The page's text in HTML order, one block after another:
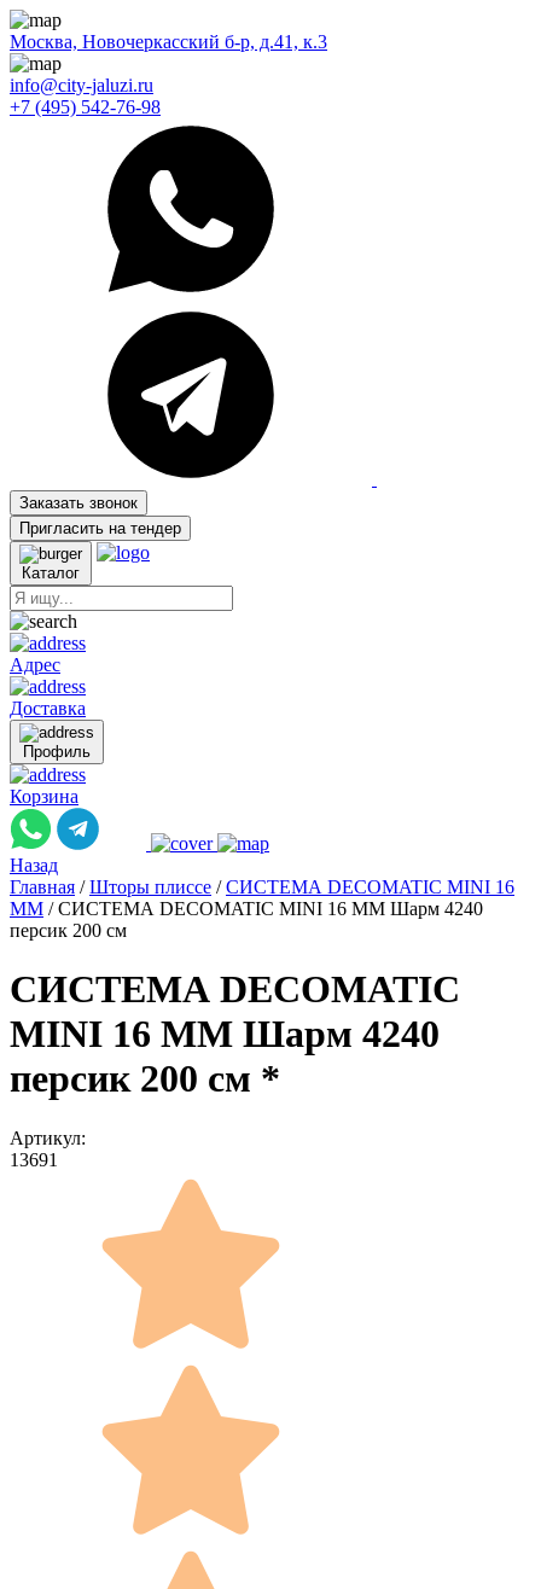
Москва, Новочеркасский б-р, д.41, к.3
info@city-jaluzi.ru
+7 (495) 542-76-98
Заказать звонок
Пригласить на тендер
Каталог
Адрес
Доставка
Профиль
Корзина
Назад
Главная / Шторы плиссе / СИСТЕМА DECOMATIC MINI 16
ММ / СИСТЕМА DECOMATIC MINI 16 ММ Шарм 4240
персик 200 см
СИСТЕМА DECOMATIC
MINI 16 ММ Шарм 4240
персик 200 см *
Артикул:
13691